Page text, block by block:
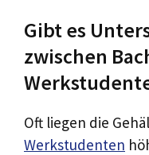
Gibt es
zwischen
Oft liegen die
Werkstudenten